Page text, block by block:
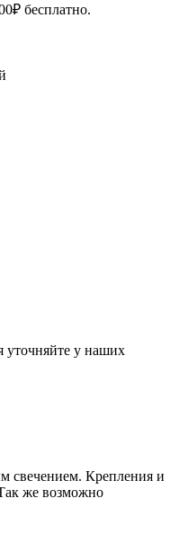
бесплатно.
уточняйте у наших
свечением. Крепления и
же возможно